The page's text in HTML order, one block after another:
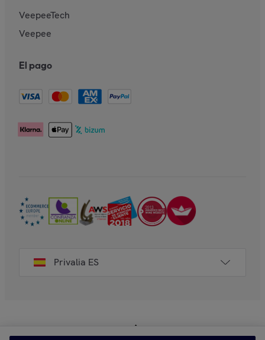
VeepeeTech
Veepee
El pago
Privalia ES